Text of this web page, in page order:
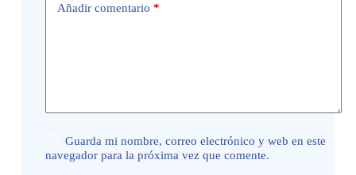
Añadir comentario *
Guarda mi nombre, correo electrónico y web en este
navegador para la próxima vez que comente.